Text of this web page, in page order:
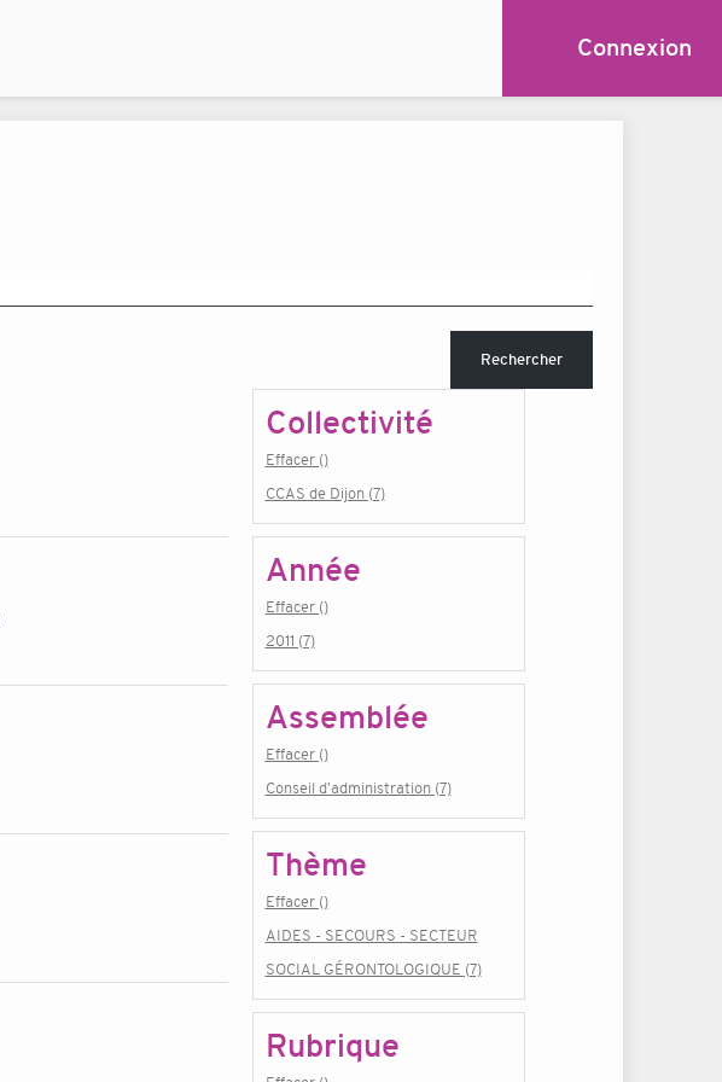
Connexion
Rechercher
Collectivité
Effacer ()
CCAS de Dijon (7)
Année
Effacer ()
2011 (7)
Assemblée
Effacer ()
Conseil d'administration (7)
Thème
Effacer ()
AIDES - SECOURS - SECTEUR
SOCIAL GÉRONTOLOGIQUE (7)
Rubrique